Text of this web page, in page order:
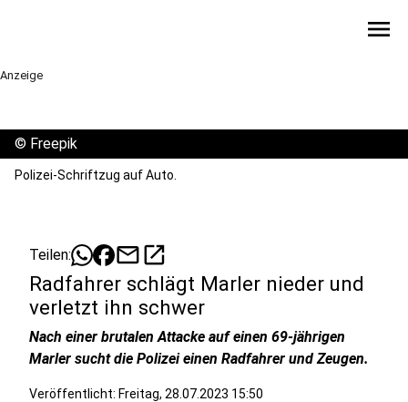
menu
Anzeige
© Freepik
Polizei-Schriftzug auf Auto.
Teilen: mailopen_in_new
Radfahrer schlägt Marler nieder und
verletzt ihn schwer
Nach einer brutalen Attacke auf einen 69-jährigen
Marler sucht die Polizei einen Radfahrer und Zeugen.
Veröffentlicht: Freitag, 28.07.2023 15:50